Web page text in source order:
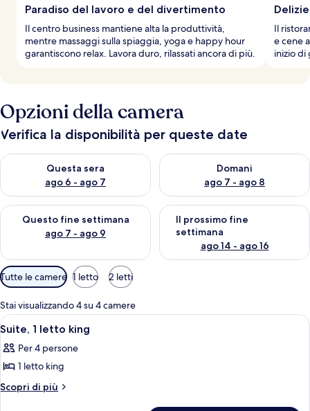
Paradiso del lavoro e del divertimento
Il centro business mantiene alta la produttività,
mentre massaggi sulla spiaggia, yoga e happy hour
garantiscono relax. Lavora duro, rilassati ancora di più.
Il
e cene
inizio di
Opzioni della camera
Verifica la disponibilità per queste date
Questa sera
ago 6 - ago 7
Verifica la disponibilità per questa sera, ago 6 - ago 7
Domani
ago 7 - ago 8
Verifica la disponibilità per
Questo fine settimana
ago 7 - ago 9
Verifica la disponibilità per questo fine settimana, ago 7 - ago
Il prossimo fine
settimana
ago 14 - ago 16
Verifica la disponibilità per il
Filtri
disponibili
per
le
camere
Tutte le camere 1 letto 2 letti
Stai visualizzando 4 su 4 camere
Apri
tutte
le
foto
per
Una camera d'albergo con un letto,
11
Suite, 1 letto king
Per 4 persone
1 letto king
Scopri di più
Altri